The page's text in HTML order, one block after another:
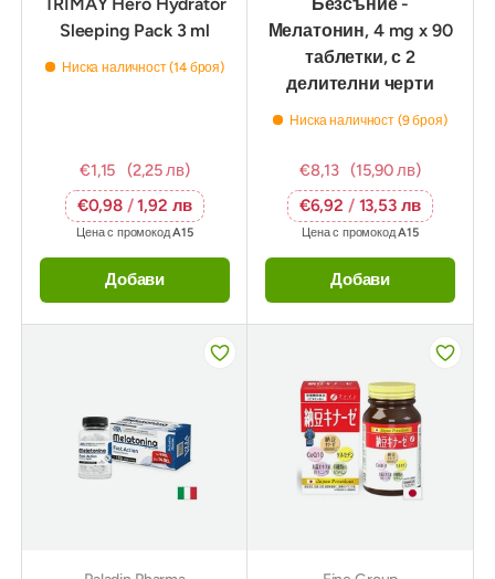
Sleeping Pack 3 ml
Ниска наличност (14 броя)
€1,15
(2,25 лв)
€0,98 /1,92 лв
Цена с промокодA15
Добави
Мелатонин, 4 mg x 90
таблетки, с 2
делителни черти
Ниска наличност (9 броя)
€8,13
(15,90 лв)
€6,92 / 13,53 лв
Цена с промокодA15
Добави